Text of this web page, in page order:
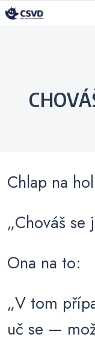
Chlap na
„Chováš se
Ona na to:
„V tom
uč se —